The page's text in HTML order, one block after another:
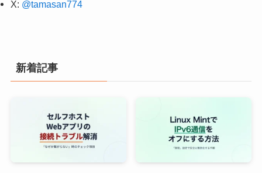
X: @tamasan774
新着記事